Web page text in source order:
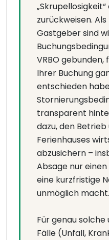
zurückweisen.
Gastgeber sind
VRBO gebunden,
Ihrer Buchung
entschieden
transparent
dazu, den Betrieb
Ferienhauses
abzusichern –
Absage nur
eine kurzfristige
unmöglich macht.
Für genau
Fälle (Unfall,